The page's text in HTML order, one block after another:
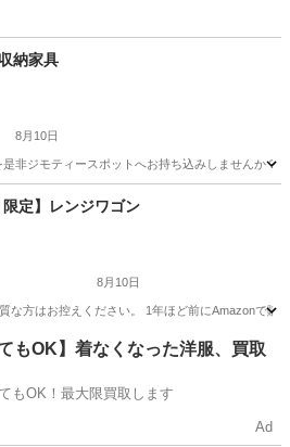
納家具
8月10日
ジモティースポットへお持ち込みしませんか？
現地
限定】レンジワゴン
8月10日
な方はお控えください。 1年ほど前にAmazonで
収納家具
もOK】着なくなった洋服、買取
もOK！最大限買取します
Ad